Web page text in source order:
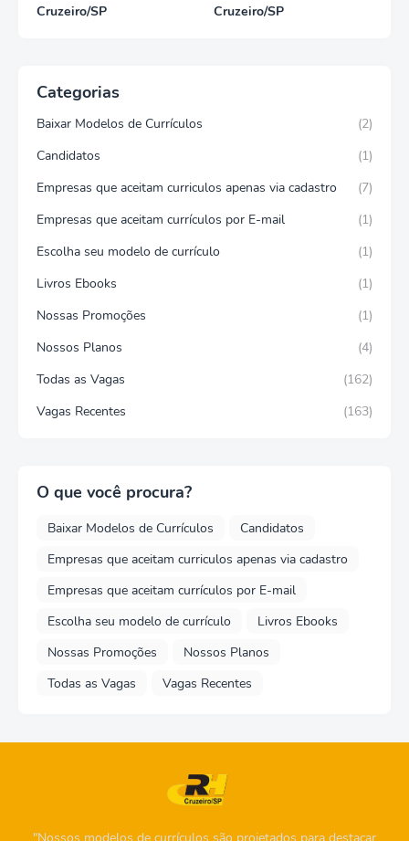
Cruzeiro/SP
Cruzeiro/SP
Categorias
Baixar Modelos de Currículos
(2)
Candidatos
(1)
Empresas que aceitam curriculos apenas via cadastro
(7)
Empresas que aceitam currículos por E-mail
(1)
Escolha seu modelo de currículo
(1)
Livros Ebooks
(1)
Nossas Promoções
(1)
Nossos Planos
(4)
Todas as Vagas
(162)
Vagas Recentes
(163)
O que você procura?
Baixar Modelos de Currículos
Candidatos
Empresas que aceitam curriculos apenas via cadastro
Empresas que aceitam currículos por E-mail
Escolha seu modelo de currículo
Livros Ebooks
Nossas Promoções
Nossos Planos
Todas as Vagas
Vagas Recentes